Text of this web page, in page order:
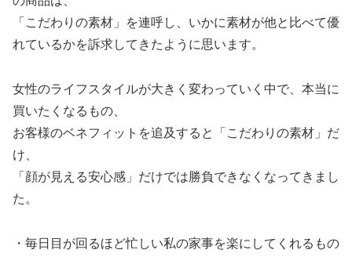
「こだわりの素材」を連呼し、いかに素材が他と比べて優
れているかを訴求してきたように思います。
女性のライフスタイルが大きく変わっていく中で、本当に
買いたくなるもの、
お客様のベネフィットを追及すると「こだわりの素材」だ
け、
「顔が見える安心感」だけでは勝負できなくなってきまし
た。
・毎日目が回るほど忙しい私の家事を楽にしてくれるもの